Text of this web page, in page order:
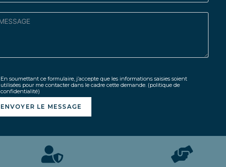
En soumettant ce formulaire, j’accepte que les informations saisies soient
utilisées pour me contacter dans le cadre cette demande. (politique de
confidentialité)
ENVOYER LE MESSAGE